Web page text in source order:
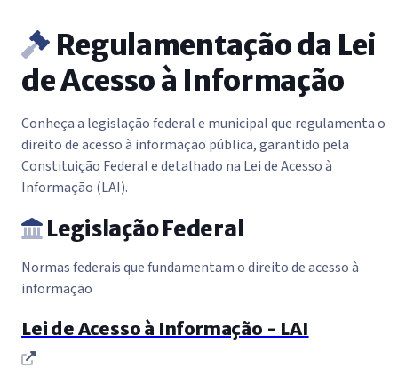
Regulamentação da Lei
de Acesso à Informação
Conheça a legislação federal e municipal que regulamenta o
direito de acesso à informação pública, garantido pela
Constituição Federal e detalhado na Lei de Acesso à
Informação (LAI).
Legislação Federal
Normas federais que fundamentam o direito de acesso à
informação
Lei de Acesso à Informação - LAI
(abre em nova janela)